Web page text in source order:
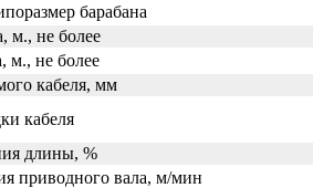
барабана
м., не более
м., не более
кабеля, мм
кабеля
длины, %
приводного вала, м/мин